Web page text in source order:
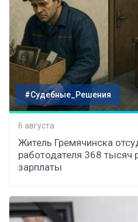
#Судебные_Решения
6 августа
Житель Гремячинска
работодателя 368 тысяч
зарплаты